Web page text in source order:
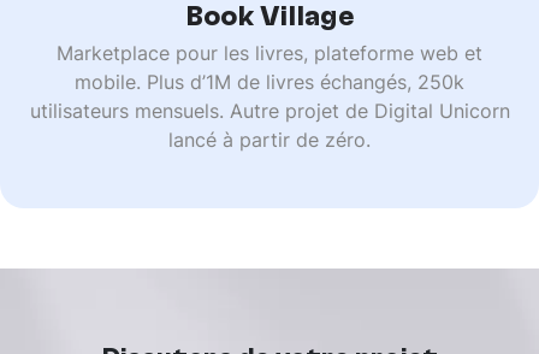
Book Village
Marketplace pour les livres, plateforme web et
mobile. Plus d’1M de livres échangés, 250k
utilisateurs mensuels. Autre projet de Digital Unicorn
lancé à partir de zéro.